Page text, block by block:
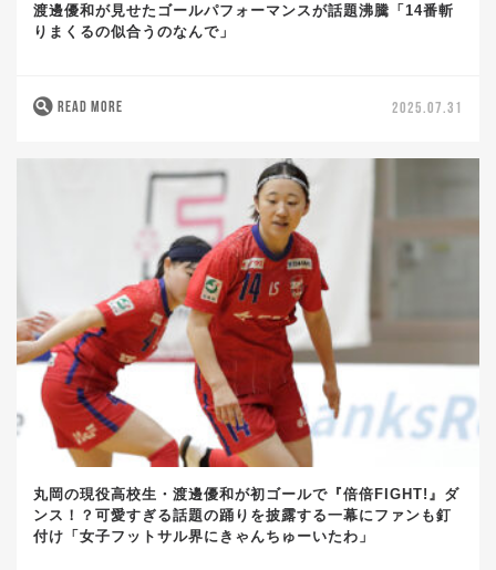
渡邊優和が見せたゴールパフォーマンスが話題沸騰「14番斬
りまくるの似合うのなんで」
READ MORE 2025.07.31
丸岡の現役高校生・渡邊優和が初ゴールで『倍倍FIGHT!』ダ
ンス！？可愛すぎる話題の踊りを披露する一幕にファンも釘
付け「女子フットサル界にきゃんちゅーいたわ」